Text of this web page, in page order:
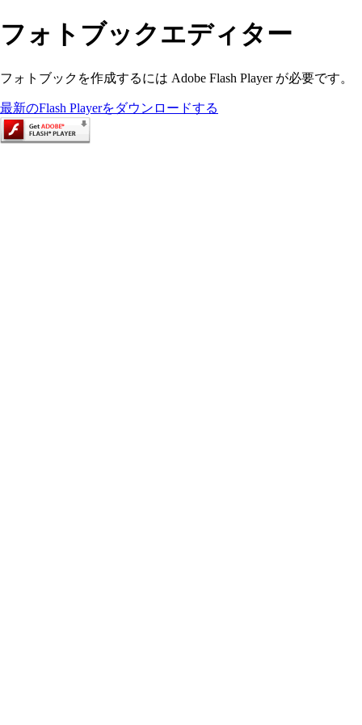
フォトブックエディター
フォトブックを作成するには Adobe Flash Player が必要です。
最新のFlash Playerをダウンロードする